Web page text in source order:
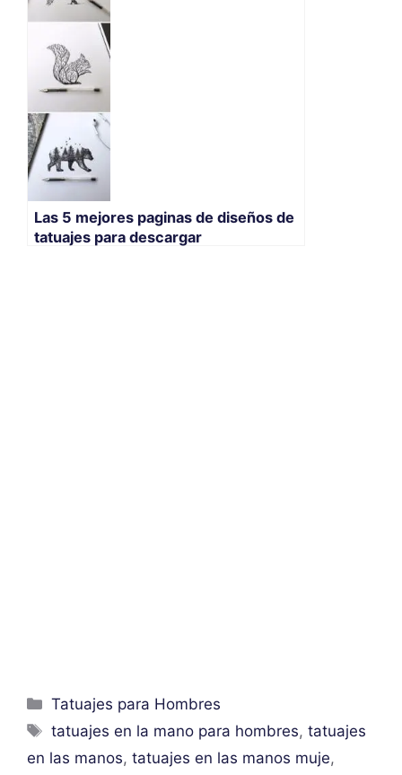
Las 5 mejores paginas de diseños de
tatuajes para descargar
Categorías
Tatuajes para Hombres
Etiquetas
tatuajes en la mano para hombres,tatuajes
en las manos, tatuajes en las manos muje,